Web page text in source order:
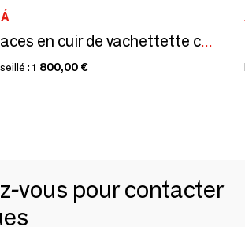
Canapé 2 places en cuir de vachettette couleur Bufalo
: 1 800,00 €
vous pour contacter